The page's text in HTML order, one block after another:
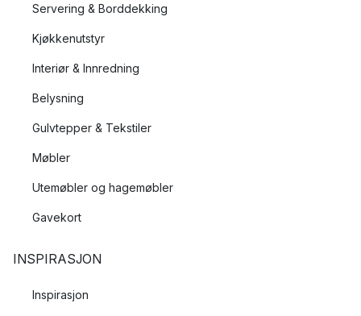
Servering & Borddekking
Kjøkkenutstyr
Interiør & Innredning
Belysning
Gulvtepper & Tekstiler
Møbler
Utemøbler og hagemøbler
Gavekort
INSPIRASJON
Inspirasjon